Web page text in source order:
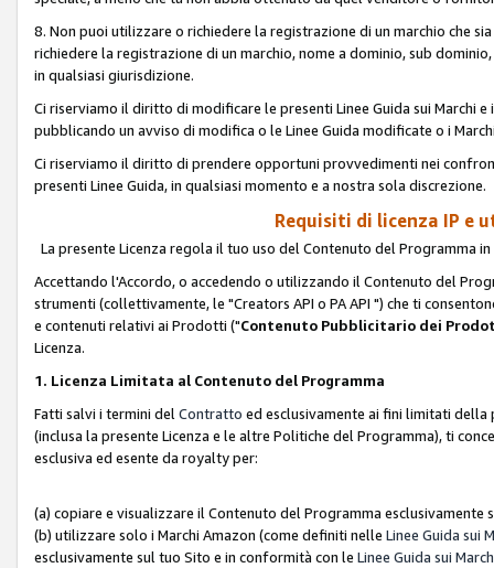
8. Non puoi utilizzare o richiedere la registrazione di un marchio che
richiedere la registrazione di un marchio, nome a dominio, sub
in qualsiasi giurisdizione.
Ci riserviamo il diritto di modificare le presenti Linee Guida sui Marchi
pubblicando un avviso di modifica o le Linee Guida modificate o i
Ci riserviamo il diritto di prendere opportuni provvedimenti nei
presenti Linee Guida, in qualsiasi momento e a nostra sola discrezione.
Requisiti di licenza IP e
La presente Licenza regola il tuo uso del Contenuto del Programma
Accettando l'Accordo, o accedendo o utilizzando il Contenuto del
strumenti (collettivamente, le "Creators API o PA API ") che ti
e contenuti relativi ai Prodotti ("Contenuto Pubblicitario dei
Licenza.
1. Licenza Limitata al Contenuto del Programma
Fatti salvi i termini del Contratto ed esclusivamente ai fini limitati
(inclusa la presente Licenza e le altre Politiche del Programma), ti
esclusiva ed esente da royalty per:
(a) copiare e visualizzare il Contenuto del Programma esclusivamente
(b) utilizzare solo i Marchi Amazon (come definiti nelle Linee Guida sui
esclusivamente sul tuo Sito e in conformità con le Linee Guida sui March